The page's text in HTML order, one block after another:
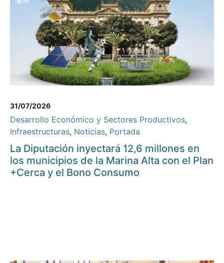
31/07/2026
Desarrollo Económico y Sectores Productivos,
Infraestructuras, Noticias, Portada
La Diputación inyectará 12,6 millones en
los municipios de la Marina Alta con el Plan
+Cerca y el Bono Consumo